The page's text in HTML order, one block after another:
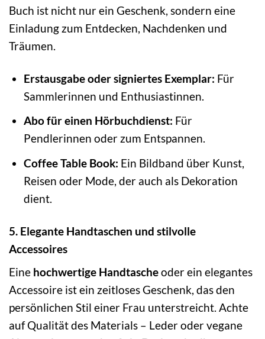
Buch ist nicht nur ein Geschenk, sondern eine
Einladung zum Entdecken, Nachdenken und
Träumen.
Erstausgabe oder signiertes Exemplar: Für
Sammlerinnen und Enthusiastinnen.
Abo für einen Hörbuchdienst: Für
Pendlerinnen oder zum Entspannen.
Coffee Table Book: Ein Bildband über Kunst,
Reisen oder Mode, der auch als Dekoration
dient.
5. Elegante Handtaschen und stilvolle
Accessoires
Eine hochwertige Handtascheoder ein elegantes
Accessoire ist ein zeitloses Geschenk, das den
persönlichen Stil einer Frau unterstreicht. Achte
auf Qualität des Materials – Leder oder vegane